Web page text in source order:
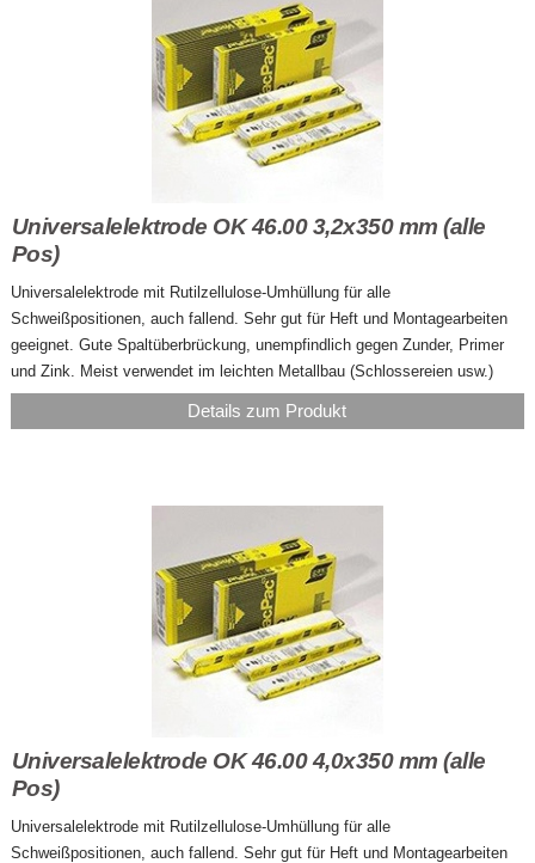
Universalelektrode OK 46.00 3,2x350 mm (alle
Pos)
Universalelektrode mit Rutilzellulose-Umhüllung für alle
Schweißpositionen, auch fallend. Sehr gut für Heft und Montagearbeiten
geeignet. Gute Spaltüberbrückung, unempfindlich gegen Zunder, Primer
und Zink. Meist verwendet im leichten Metallbau (Schlossereien usw.)
Details zum Produkt
Universalelektrode OK 46.00 4,0x350 mm (alle
Pos)
Universalelektrode mit Rutilzellulose-Umhüllung für alle
Schweißpositionen, auch fallend. Sehr gut für Heft und Montagearbeiten